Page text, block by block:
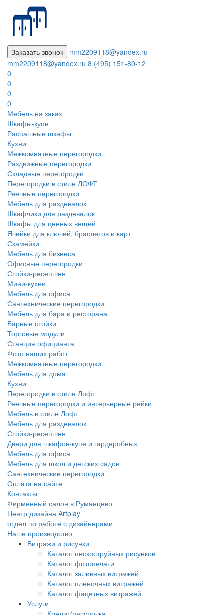
Заказать звонок
mm2209118@yandex.ru
mm2209118@yandex.ru 8 (495) 151-80-12
0
0
0
0
Мебель на заказ
Шкафы-купе
Распашные шкафы
Кухни
Межкомнатные перегородки
Раздвижные перегородки
Складные перегородки
Перегородки в стиле ЛОФТ
Реечные перегородки
Мебель для раздевалок
Шкафчики для раздевалок
Шкафы для ценных вещей
Ячейки для ключей, браслетов и карт
Скамейки
Мебель для бизнеса
Офисные перегородки
Стойки-ресепшен
Мини-кухни
Мебель для офиса
Сантехнические перегородки
Мебель для бара и ресторана
Барные стойки
Торговые модули
Станция официанта
Фото наших работ
Межкомнатные перегородки
Мебель для дома
Кухни
Перегородки в стиле Лофт
Реечные перегородки и интерьерные рейки
Мебель в стиле Лофт
Мебель для раздевалок
Стойки-ресепшен
Двери для шкафов-купе и гардеробных
Мебель для офиса
Мебель для школ и детских садов
Сантехнические перегородки
Оплата на сайте
Контакты
Фирменный салон в Румянцево
Центр дизайна Artplay
отдел по работе с дизайнерами
Наше производство
Витражи и рисунки
Каталог пескоструйных рисунков
Каталог фотопечати
Каталог заливных витражей
Каталог пленочных витражей
Каталог фацетных витражей
Услуги